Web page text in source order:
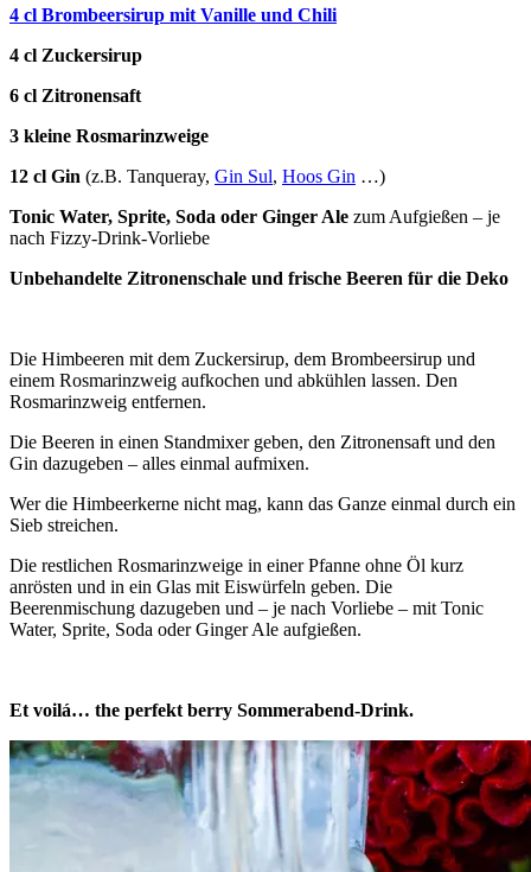
4 cl Brombeersirup mit Vanille und Chili
4 cl Zuckersirup
6 cl Zitronensaft
3 kleine Rosmarinzweige
12 cl Gin (z.B. Tanqueray, Gin Sul, Hoos Gin …)
Tonic Water, Sprite, Soda oder Ginger Ale zum Aufgießen – je
nach Fizzy-Drink-Vorliebe
Unbehandelte Zitronenschale und frische Beeren für die Deko
Die Himbeeren mit dem Zuckersirup, dem Brombeersirup und
einem Rosmarinzweig aufkochen und abkühlen lassen. Den
Rosmarinzweig entfernen.
Die Beeren in einen Standmixer geben, den Zitronensaft und den
Gin dazugeben – alles einmal aufmixen.
Wer die Himbeerkerne nicht mag, kann das Ganze einmal durch ein
Sieb streichen.
Die restlichen Rosmarinzweige in einer Pfanne ohne Öl kurz
anrösten und in ein Glas mit Eiswürfeln geben. Die
Beerenmischung dazugeben und – je nach Vorliebe – mit Tonic
Water, Sprite, Soda oder Ginger Ale aufgießen.
Et voilá… the perfekt berry Sommerabend-Drink.